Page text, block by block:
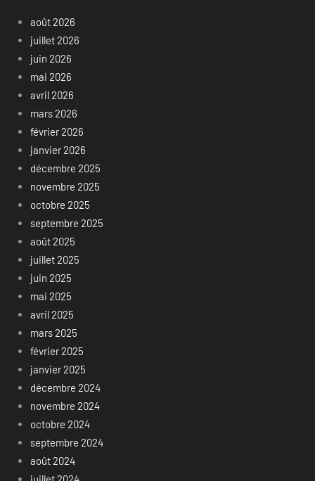
août 2026
juillet 2026
juin 2026
mai 2026
avril 2026
mars 2026
février 2026
janvier 2026
décembre 2025
novembre 2025
octobre 2025
septembre 2025
août 2025
juillet 2025
juin 2025
mai 2025
avril 2025
mars 2025
février 2025
janvier 2025
décembre 2024
novembre 2024
octobre 2024
septembre 2024
août 2024